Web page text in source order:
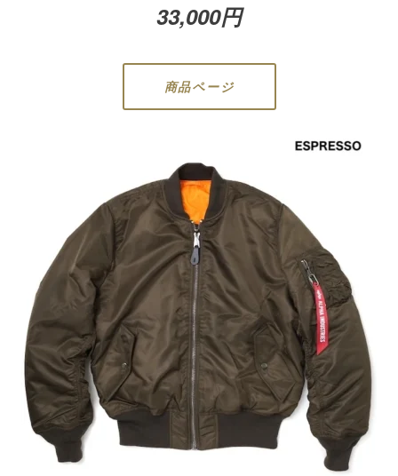
33,000円
商品ページ